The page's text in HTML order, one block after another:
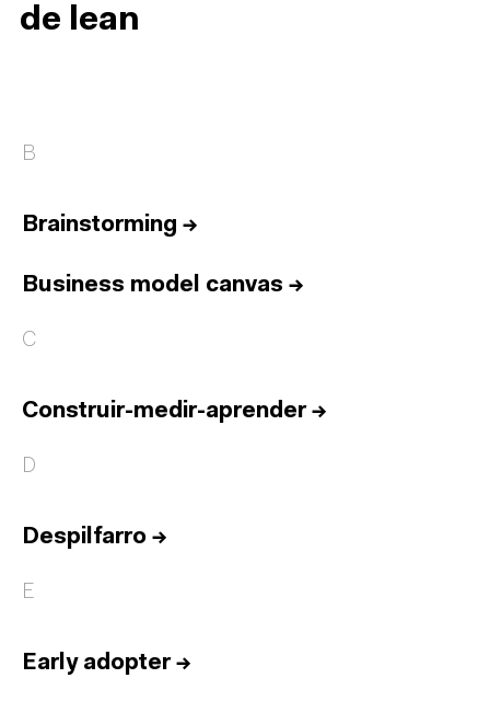
de lean
B
Brainstorming →
Business model canvas →
C
Construir-medir-aprender→
D
Despilfarro →
E
Early adopter→